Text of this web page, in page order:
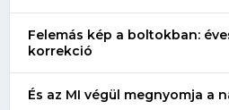
Felemás kép a boltokban:
korrekció
És az MI végül megnyomja a